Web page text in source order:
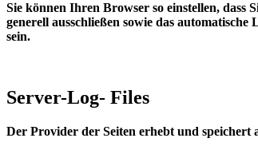
Sie können Ihren Browser so einstellen, dass
generell ausschließen sowie das
sein.
Server-Log- Files
Der Provider der Seiten erhebt und speichert